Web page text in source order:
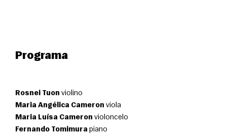
Programa
Rosnei Tuon violino
Maria Angélica Cameron viola
Maria Luísa Cameron violoncelo
Fernando Tomimura piano